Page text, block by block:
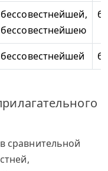
бессовестнейшей,
бессовестнейшею
бессовестнейшей
сравнительной